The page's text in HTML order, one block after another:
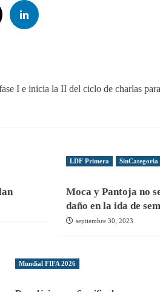
I e inicia la II del ciclo de charlas
LDF Primera SinCategoria
Moca y Pantoja no
daño en la ida de
septiembre 30, 2023
Mundial FIFA 2026